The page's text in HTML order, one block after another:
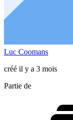
Luc Coomans
créé il y a 3 mois
Partie de